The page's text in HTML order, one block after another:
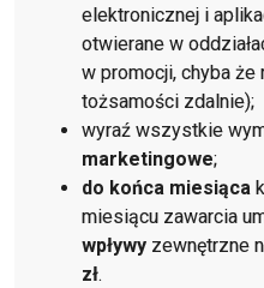
elektronicznej i
otwierane w
w promocji, chyba
tożsamości zdalnie);
wyraź wszystkie
marketingowe;
do końca miesiąca
miesiącu zawarcia
wpływy zewnętrzne
zł.